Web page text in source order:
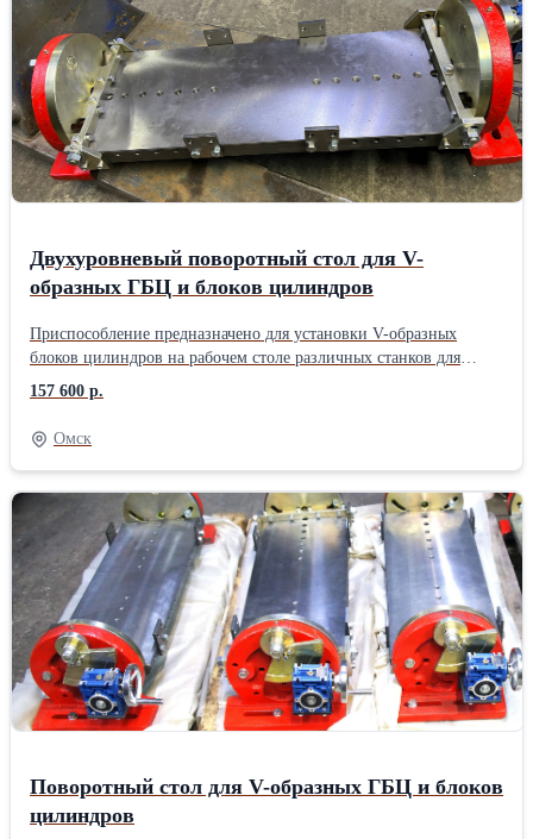
Двухуровневый поворотный стол для V-
образных ГБЦ и блоков цилиндров
Приспособление предназначено для установки V-образных
блоков цилиндров на рабочем столе различных станков для
ремонта двигателей. Конструкция стола позволяет смещать
деталь поперек в двух направлениях в пределах 0-45 градусов,
создавать уклон повдоль 16 мм. Блок цилиндров фиксируется на
столе креплениями. Крепления и места креплений имеют
несколько отверстий. Можно подобрать для любого блока или
ГБЦ. Поворот стола поперек (точная настройка) производится
штурвалом через мотор-редуктор и фиксируется болтами. Уклон
стола повдоль производится шестигранником. Габаритный
размер конструкции: 970х290х270 мм; Размер стола: 285х650
мм; Максимальная длина устанавливаемой детали: 730 мм;
Масса: 98 кг. Для транспортировки в регионы устанавливается
на поддон 1,2х0,6 м.
157 600 р.
Омск
Поворотный стол для V-образных ГБЦ и блоков
цилиндров